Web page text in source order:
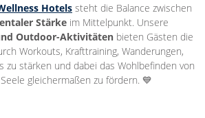
Hotels steht die Balance zwischen
Stärkeim Mittelpunkt. Unsere
Outdoor-Aktivitäten bieten Gästen die
Workouts, Krafttraining, Wanderungen,
zu stärken und dabei das Wohlbefinden von
gleichermaßen zu fördern. 💙